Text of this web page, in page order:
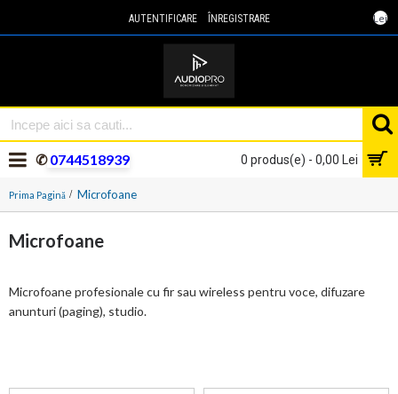
Lei
AUTENTIFICARE ÎNREGISTRARE
0 produs(e) - 0,00 Lei
✆0744518939
Prima Pagină Microfoane
Microfoane
Microfoane profesionale cu fir sau wireless pentru voce, difuzare
anunturi (paging), studio.